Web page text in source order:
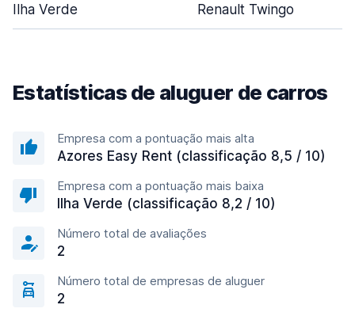
Ilha Verde Renault Twingo
Estatísticas de aluguer de carros
Empresa com a pontuação mais alta
Azores Easy Rent (classificação 8,5 / 10)
Empresa com a pontuação mais baixa
Ilha Verde (classificação 8,2 / 10)
Número total de avaliações
2
Número total de empresas de aluguer
2